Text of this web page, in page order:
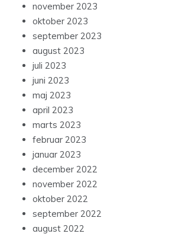
november 2023
oktober 2023
september 2023
august 2023
juli 2023
juni 2023
maj 2023
april 2023
marts 2023
februar 2023
januar 2023
december 2022
november 2022
oktober 2022
september 2022
august 2022